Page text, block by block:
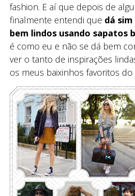
fashion. E aí que depois de
finalmente entendi que dá
bem lindos usando sapatos
é como eu e não se dá bem
ver o tanto de inspirações
os meus baixinhos favoritos